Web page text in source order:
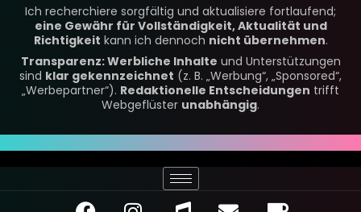
Ich recherchiere sorgfältig und aktualisiere fortlaufend;
eine Gewähr für Vollständigkeit, Aktualität und
Richtigkeit kann ich dennoch nicht übernehmen.
Transparenz: Werbliche Inhalte und Unterstützungen
sind klar gekennzeichnet (z. B. „Werbung“, „Sponsored“,
„Werbepartner“). Redaktionelle Entscheidungen trifft
Webgeflüster unabhängig.
F I M E C